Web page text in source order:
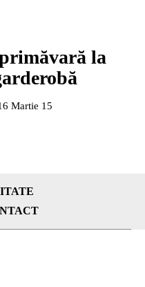
la
Martie 15